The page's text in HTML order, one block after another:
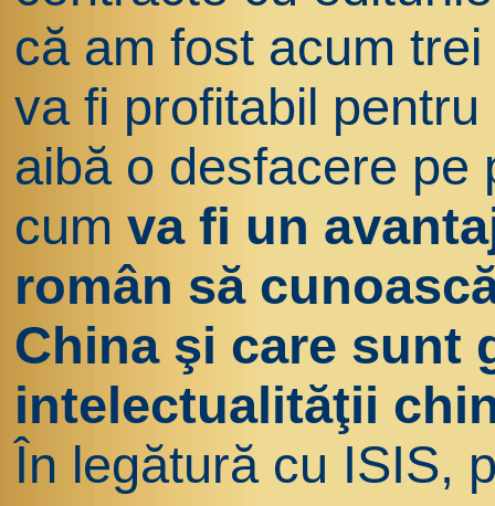
că am fost acum
va fi profitabil
aibă o desfacere pe
cum va fi un
român să
China şi care sunt
intelectualităţii
În legătură cu ISIS,